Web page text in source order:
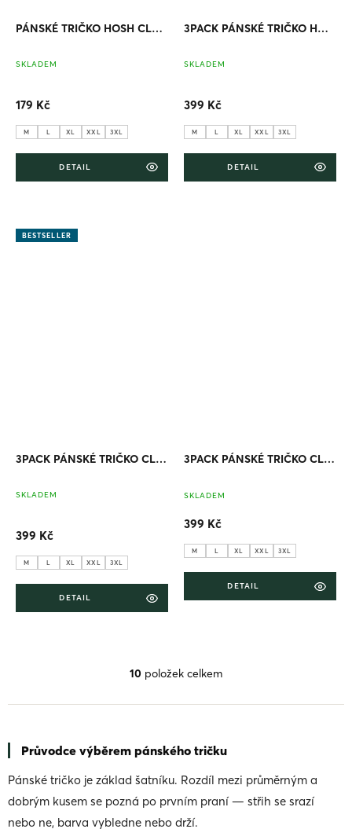
PÁNSKÉ TRIČKO HOSH CLASSIC ŠEDÝ MELÍR
SKLADEM
179 Kč
M L XL XXL 3XL
DETAIL
3PACK PÁNSKÉ TRIČKO HOSH CLASSIC ŠEDÝ MELÍR
SKLADEM
399 Kč
M L XL XXL 3XL
DETAIL
BESTSELLER
3PACK PÁNSKÉ TRIČKO CLASSIC (ČERNÁ, ŠEDÁ, TMAVĚ MODRÁ)
SKLADEM
399 Kč
M L XL XXL 3XL
DETAIL
3PACK PÁNSKÉ TRIČKO CLASSIC (BÍLÁ, ŠEDÁ, ČERNÁ)
SKLADEM
399 Kč
M L XL XXL 3XL
DETAIL
O
l
a
í
p
10 položek celkem
Průvodce výběrem pánského tričku
Pánské tričko je základ šatníku. Rozdíl mezi průměrným a
dobrým kusem se pozná po prvním praní — střih se srazí
nebo ne, barva vybledne nebo drží.